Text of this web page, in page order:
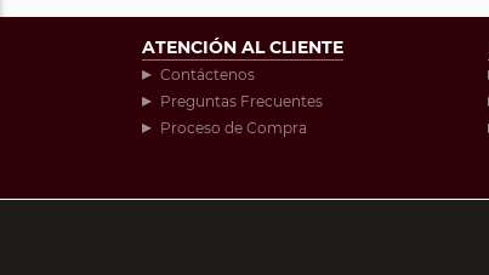
ATENCIÓN AL CLIENTE
Contáctenos
Preguntas Frecuentes
Proceso de Compra